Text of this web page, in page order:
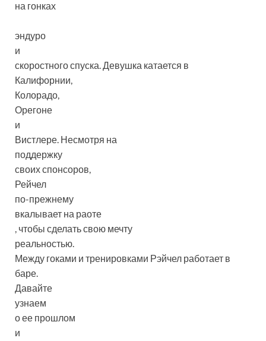
на гонках
эндуро
и
скоростного спуска.Девушка катается в
Калифорнии,
Колорадо,
Орегоне
и
Вистлере. Несмотря на
поддержку
своих спонсоров,
Рейчел
по-прежнему
вкалывает на раоте
, чтобы сделать свою мечту
реальностью.
Между гоками и тренировками Рэйчел работает в
баре.
Давайте
узнаем
о ее прошлом
и